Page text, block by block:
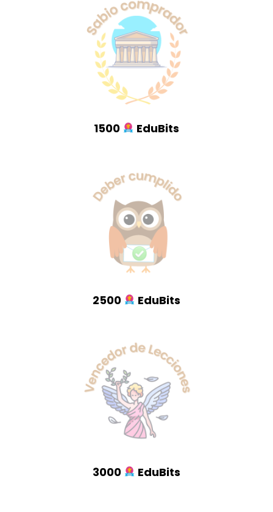
1500 EduBits
2500 EduBits
3000 EduBits